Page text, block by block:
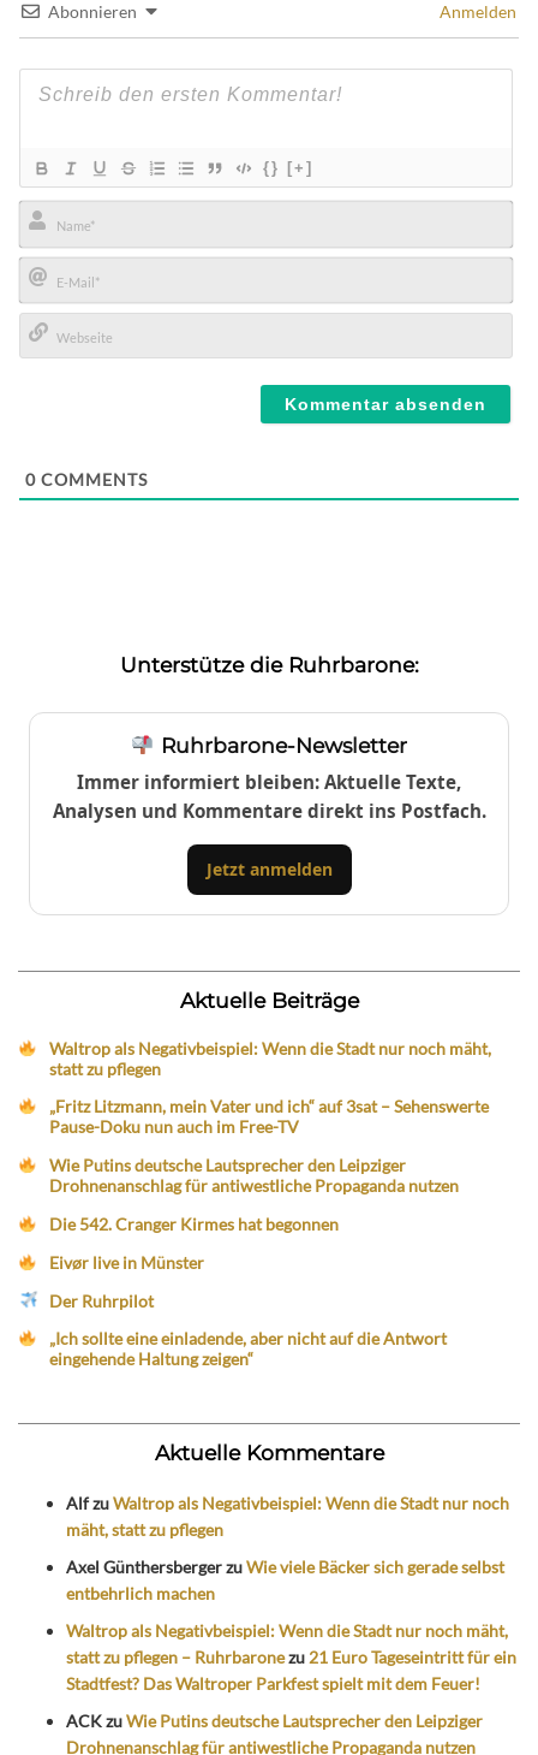
Abonnieren Anmelden
{} [+]
Name*
E-
Mail*
0 COMMENTS
Unterstütze die Ruhrbarone:
Ruhrbarone-Newsletter
Immer informiert bleiben: Aktuelle Texte,
Analysen und Kommentare direkt ins Postfach.
Jetzt anmelden
Aktuelle Beiträge
Waltrop als Negativbeispiel: Wenn die Stadt nur noch mäht,
statt zu pflegen
„Fritz Litzmann, mein Vater und ich“ auf 3sat – Sehenswerte
Pause-Doku nun auch im Free-TV
Wie Putins deutsche Lautsprecher den Leipziger
Drohnenanschlag für antiwestliche Propaganda nutzen
Die 542. Cranger Kirmes hat begonnen
Eivør live in Münster
Der Ruhrpilot
„Ich sollte eine einladende, aber nicht auf die Antwort
eingehende Haltung zeigen“
Aktuelle Kommentare
AlfzuWaltrop als Negativbeispiel: Wenn die Stadt nur noch
mäht, statt zu pflegen
Axel GünthersbergerzuWie viele Bäcker sich gerade selbst
entbehrlich machen
Waltrop als Negativbeispiel: Wenn die Stadt nur noch mäht,
statt zu pflegen – Ruhrbaronezu 21 Euro Tageseintritt für ein
Stadtfest? Das Waltroper Parkfest spielt mit dem Feuer!
ACKzuWie Putins deutsche Lautsprecher den Leipziger
Drohnenanschlag für antiwestliche Propaganda nutzen